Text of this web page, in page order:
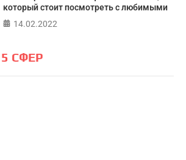
который стоит посмотреть с любимыми
14.02.2022
СФЕР